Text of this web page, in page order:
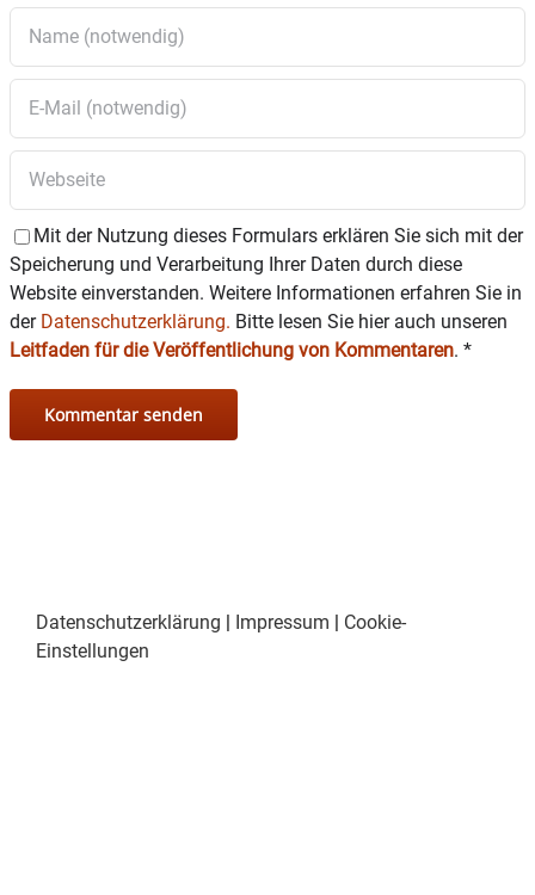
Mit der Nutzung dieses Formulars erklären Sie sich mit der
Speicherung und Verarbeitung Ihrer Daten durch diese
Website einverstanden. Weitere Informationen erfahren Sie in
der Datenschutzerklärung. Bitte lesen Sie hier auch unseren
Leitfaden für die Veröffentlichung von Kommentaren. *
Datenschutzerklärung | Impressum | Cookie-
Einstellungen